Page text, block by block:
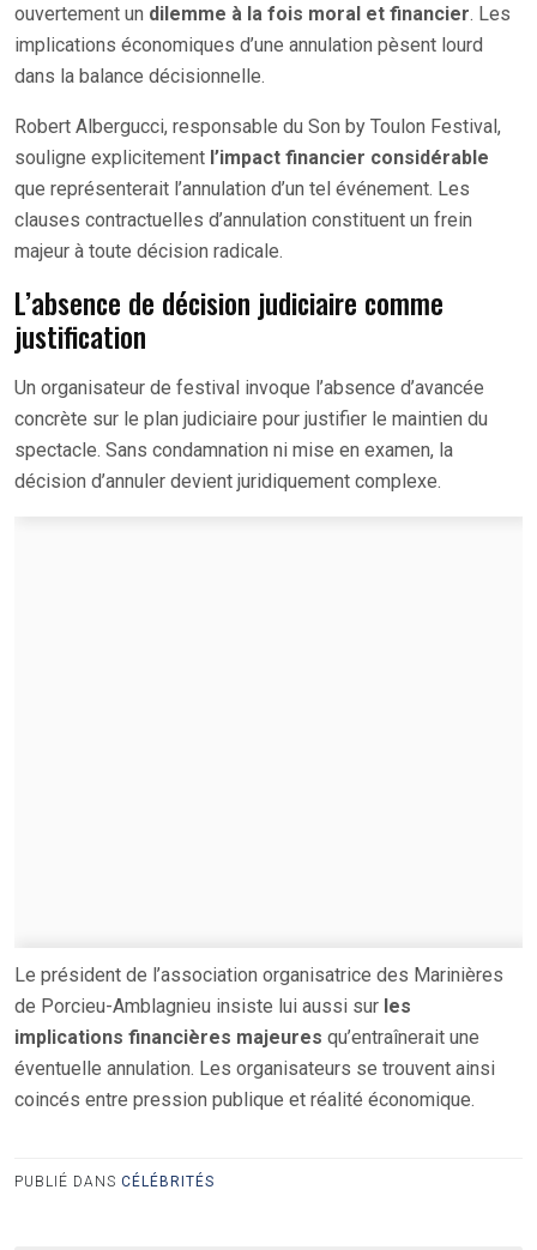
ouvertement un dilemme à la fois moral et financier. Les
implications économiques d’une annulation pèsent lourd
dans la balance décisionnelle.
Robert Albergucci, responsable du Son by Toulon Festival,
souligne explicitement l’impact financier considérable
que représenterait l’annulation d’un tel événement. Les
clauses contractuelles d’annulation constituent un frein
majeur à toute décision radicale.
L’absence de décision judiciaire comme
justification
Un organisateur de festival invoque l’absence d’avancée
concrète sur le plan judiciaire pour justifier le maintien du
spectacle. Sans condamnation ni mise en examen, la
décision d’annuler devient juridiquement complexe.
Le président de l’association organisatrice des Marinières
de Porcieu-Amblagnieu insiste lui aussi sur les
implications financières majeures qu’entraînerait une
éventuelle annulation. Les organisateurs se trouvent ainsi
coincés entre pression publique et réalité économique.
PUBLIÉ DANS CÉLÉBRITÉS